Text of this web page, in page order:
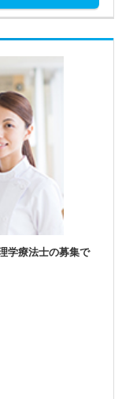
学療法士の募集で